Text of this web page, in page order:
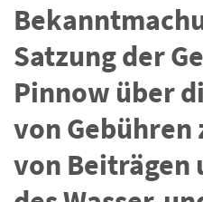
Satzung der
Pinnow über
von Gebühren
von Beiträgen